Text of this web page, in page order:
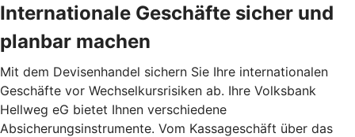
Internationale Geschäfte sicher und
planbar machen
Mit dem Devisenhandel sichern Sie Ihre internationalen
Geschäfte vor Wechselkursrisiken ab. Ihre Volksbank
Hellweg eG bietet Ihnen verschiedene
Absicherungsinstrumente. Vom Kassageschäft über das